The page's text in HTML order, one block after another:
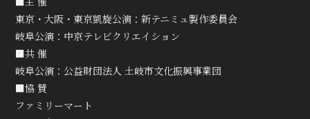
東京・大阪・東京凱旋公演：新テニミュ製作委員会
岐阜公演：中京テレビクリエイション
■共 催
岐阜公演：公益財団法人 土岐市文化振興事業団
■協 賛
ファミリーマート